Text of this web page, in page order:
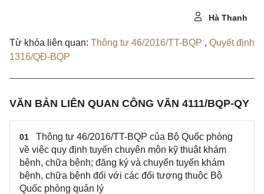
Hà Thanh
Từ khóa liên quan: Thông tư 46/2016/TT-BQP , Quyết định
1316/QĐ-BQP
VĂN BẢN LIÊN QUAN CÔNG VĂN 4111/BQP-QY
01
Thông tư 46/2016/TT-BQP của Bộ Quốc phòng
về việc quy định tuyến chuyên môn kỹ thuật khám
bệnh, chữa bệnh; đăng ký và chuyển tuyến khám
bệnh, chữa bệnh đối với các đối tượng thuộc Bộ
Quốc phòng quản lý